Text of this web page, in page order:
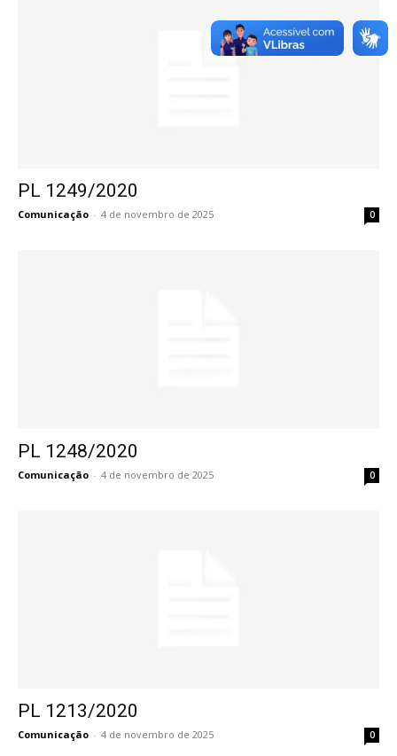
PL 1249/2020
Comunicação - 4 de novembro de 2025 0
PL 1248/2020
Comunicação - 4 de novembro de 2025 0
PL 1213/2020
Comunicação - 4 de novembro de 2025 0